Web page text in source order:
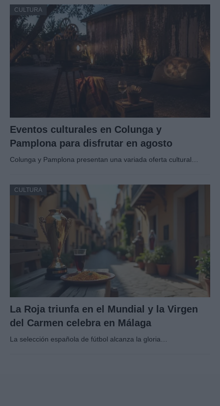
CULTURA
Eventos culturales en Colunga y
Pamplona para disfrutar en agosto
Colunga y Pamplona presentan una variada oferta cultural…
CULTURA
La Roja triunfa en el Mundial y la Virgen
del Carmen celebra en Málaga
La selección española de fútbol alcanza la gloria…